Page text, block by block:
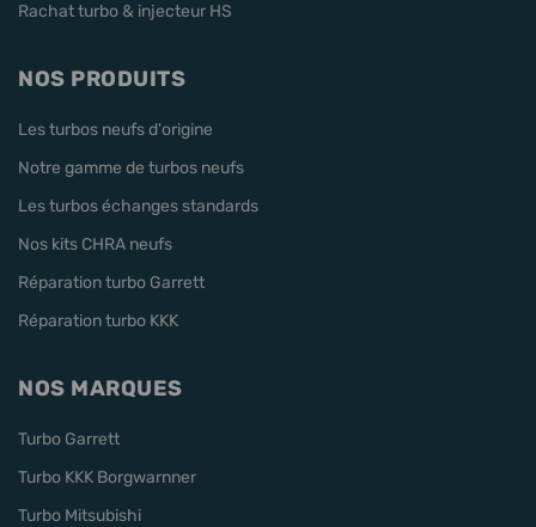
Rachat turbo & injecteur HS
NOS PRODUITS
Les turbos neufs d'origine
Notre gamme de turbos neufs
Les turbos échanges standards
Nos kits CHRA neufs
Réparation turbo Garrett
Réparation turbo KKK
NOS MARQUES
Turbo Garrett
Turbo KKK Borgwarnner
Turbo Mitsubishi